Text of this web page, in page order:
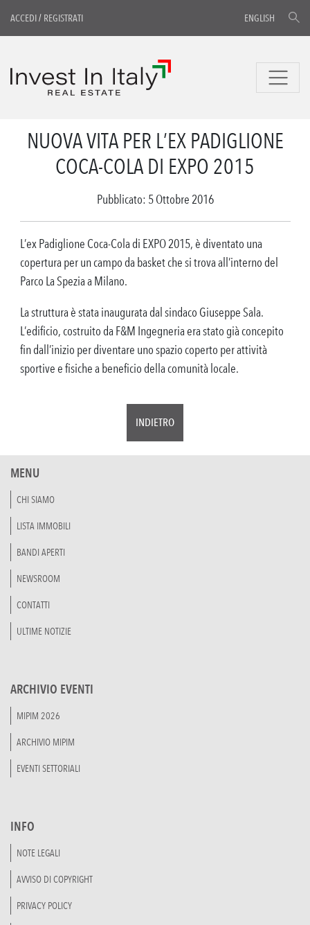
ACCEDI/ REGISTRATI ENGLISH
NUOVA VITA PER L’EX PADIGLIONE
COCA-COLA DI EXPO 2015
Pubblicato: 5 Ottobre 2016
L’ex Padiglione Coca-Cola di EXPO 2015, è diventato una
copertura per un campo da basket che si trova all’interno del
Parco La Spezia a Milano.
La struttura è stata inaugurata dal sindaco Giuseppe Sala.
L’edificio, costruito da F&M Ingegneria era stato già concepito
fin dall’inizio per diventare uno spazio coperto per attività
sportive e fisiche a beneficio della comunità locale.
INDIETRO
MENU
CHI SIAMO
LISTA IMMOBILI
BANDI APERTI
NEWSROOM
CONTATTI
ULTIME NOTIZIE
ARCHIVIO EVENTI
MIPIM 2026
ARCHIVIO MIPIM
EVENTI SETTORIALI
INFO
NOTE LEGALI
AVVISO DI COPYRIGHT
PRIVACY POLICY